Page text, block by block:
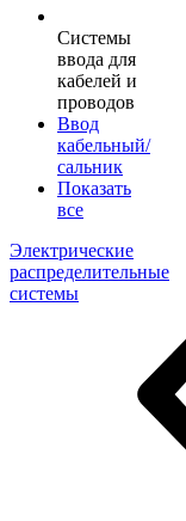
Системы
ввода для
кабелей и
проводов
Ввод
кабельный/
сальник
Показать
все
Электрические
распределительные
системы